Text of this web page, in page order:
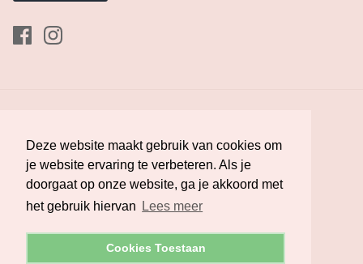
Deze website maakt gebruik van cookies om
je website ervaring te verbeteren. Als je
doorgaat op onze website, ga je akkoord met
het gebruik hiervan
Lees meer
Cookies Toestaan
Deze website maakt gebruik van cookies om
je website ervaring te verbeteren. Als je
doorgaat op onze website, ga je akkoord met
het gebruik hiervan
Lees meer
Cookies Toestaan
Nederland (EUR €)
Melman Lingerie.Powered by Shopify